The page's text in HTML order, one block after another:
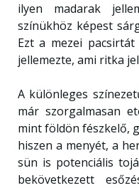
ilyen madarak
színükhöz képest
Ezt a mezei
jellemezte, ami ritka
A különleges
már szorgalmasan
mint földön fészkelő,
hiszen a menyét, a
sün is potenciális
bekövetkezett